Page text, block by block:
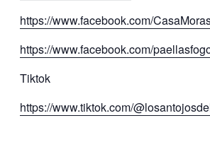
https://www.facebook.com/
https://www.facebook.com/
Tiktok
https://www.tiktok.com/